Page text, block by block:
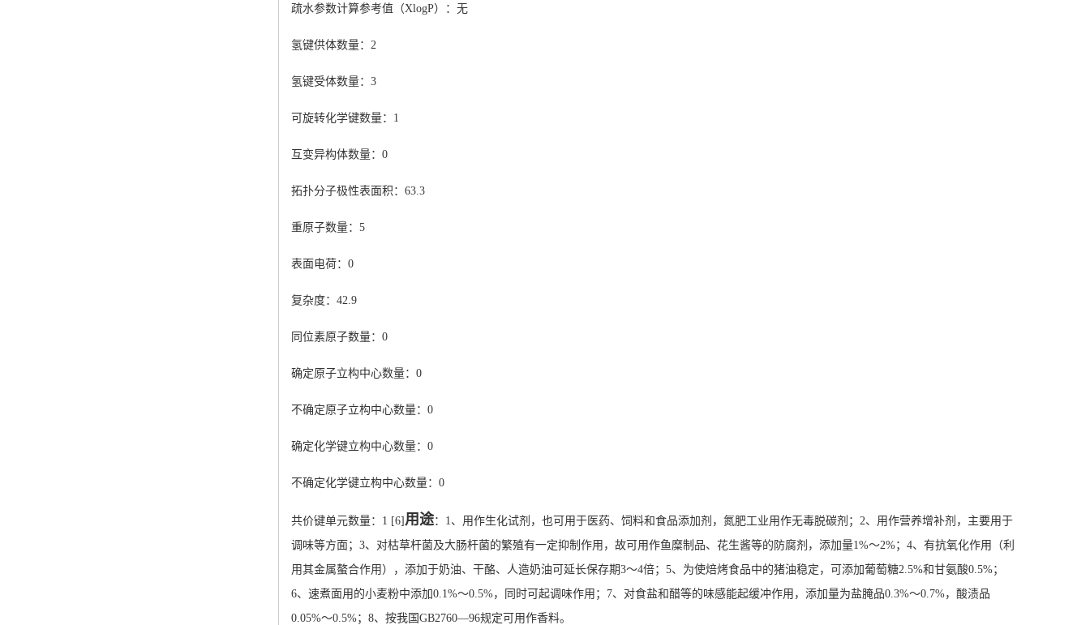
疏水参数计算参考值（XlogP）：无
氢键供体数量：2
氢键受体数量：3
可旋转化学键数量：1
互变异构体数量：0
拓扑分子极性表面积：63.3
重原子数量：5
表面电荷：0
复杂度：42.9
同位素原子数量：0
确定原子立构中心数量：0
不确定原子立构中心数量：0
确定化学键立构中心数量：0
不确定化学键立构中心数量：0
共价键单元数量：1 [6]用途： 1、用作生化试剂，也可用于医药、饲料和食品添加剂，氮肥工业用作无毒脱碳剂；2、用作营养增补剂，主要用于
调味等方面；3、对枯草杆菌及大肠杆菌的繁殖有一定抑制作用，故可用作鱼糜制品、花生酱等的防腐剂，添加量1%～2%；4、有抗氧化作用（利
用其金属螯合作用），添加于奶油、干酪、人造奶油可延长保存期3～4倍；5、为使焙烤食品中的猪油稳定，可添加葡萄糖2.5%和甘氨酸0.5%；
6、速煮面用的小麦粉中添加0.1%～0.5%，同时可起调味作用；7、对食盐和醋等的味感能起缓冲作用，添加量为盐腌品0.3%～0.7%，酸渍品
0.05%～0.5%；8、按我国GB2760—96规定可用作香料。